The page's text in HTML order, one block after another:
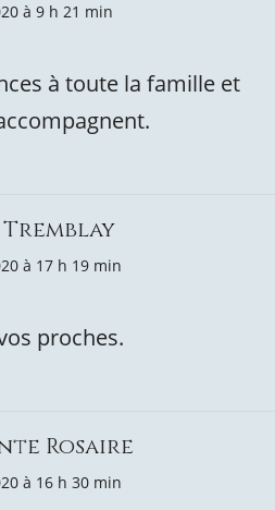
à 9 h 21 min
à toute la famille et
à 17 h 19 min
proches.
Rosaire
à 16 h 30 min